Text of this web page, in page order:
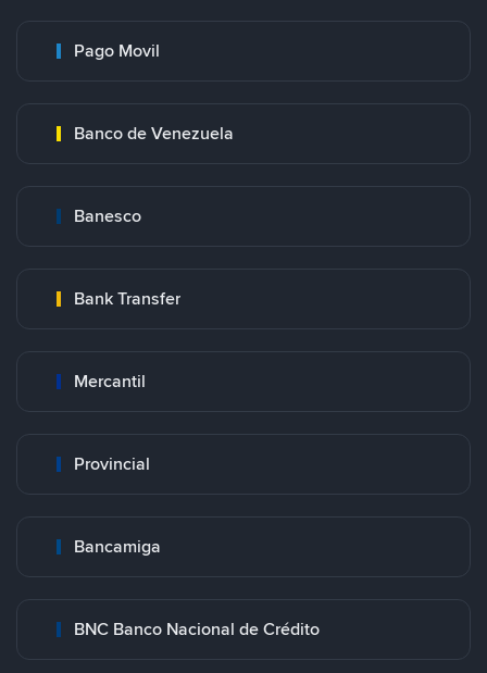
Pago Movil
Banco de Venezuela
Banesco
Bank Transfer
Mercantil
Provincial
Bancamiga
BNC Banco Nacional de Crédito